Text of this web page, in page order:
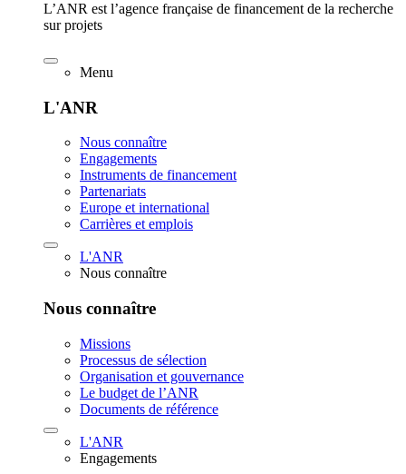
L’ANR est l’agence française de financement de la recherche
sur projets
Menu
L'ANR
Nous connaître
Engagements
Instruments de financement
Partenariats
Europe et international
Carrières et emplois
L'ANR
Nous connaître
Nous connaître
Missions
Processus de sélection
Organisation et gouvernance
Le budget de l’ANR
Documents de référence
L'ANR
Engagements